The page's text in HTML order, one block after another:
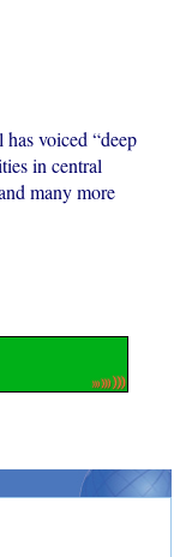
voiced “deep
in central
many more